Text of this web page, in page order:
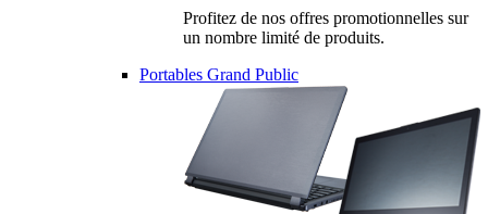
Profitez de nos offres promotionnelles sur
un nombre limité de produits.
Portables Grand Public